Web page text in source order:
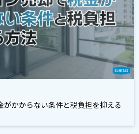
がかからない条件と税負担を抑える